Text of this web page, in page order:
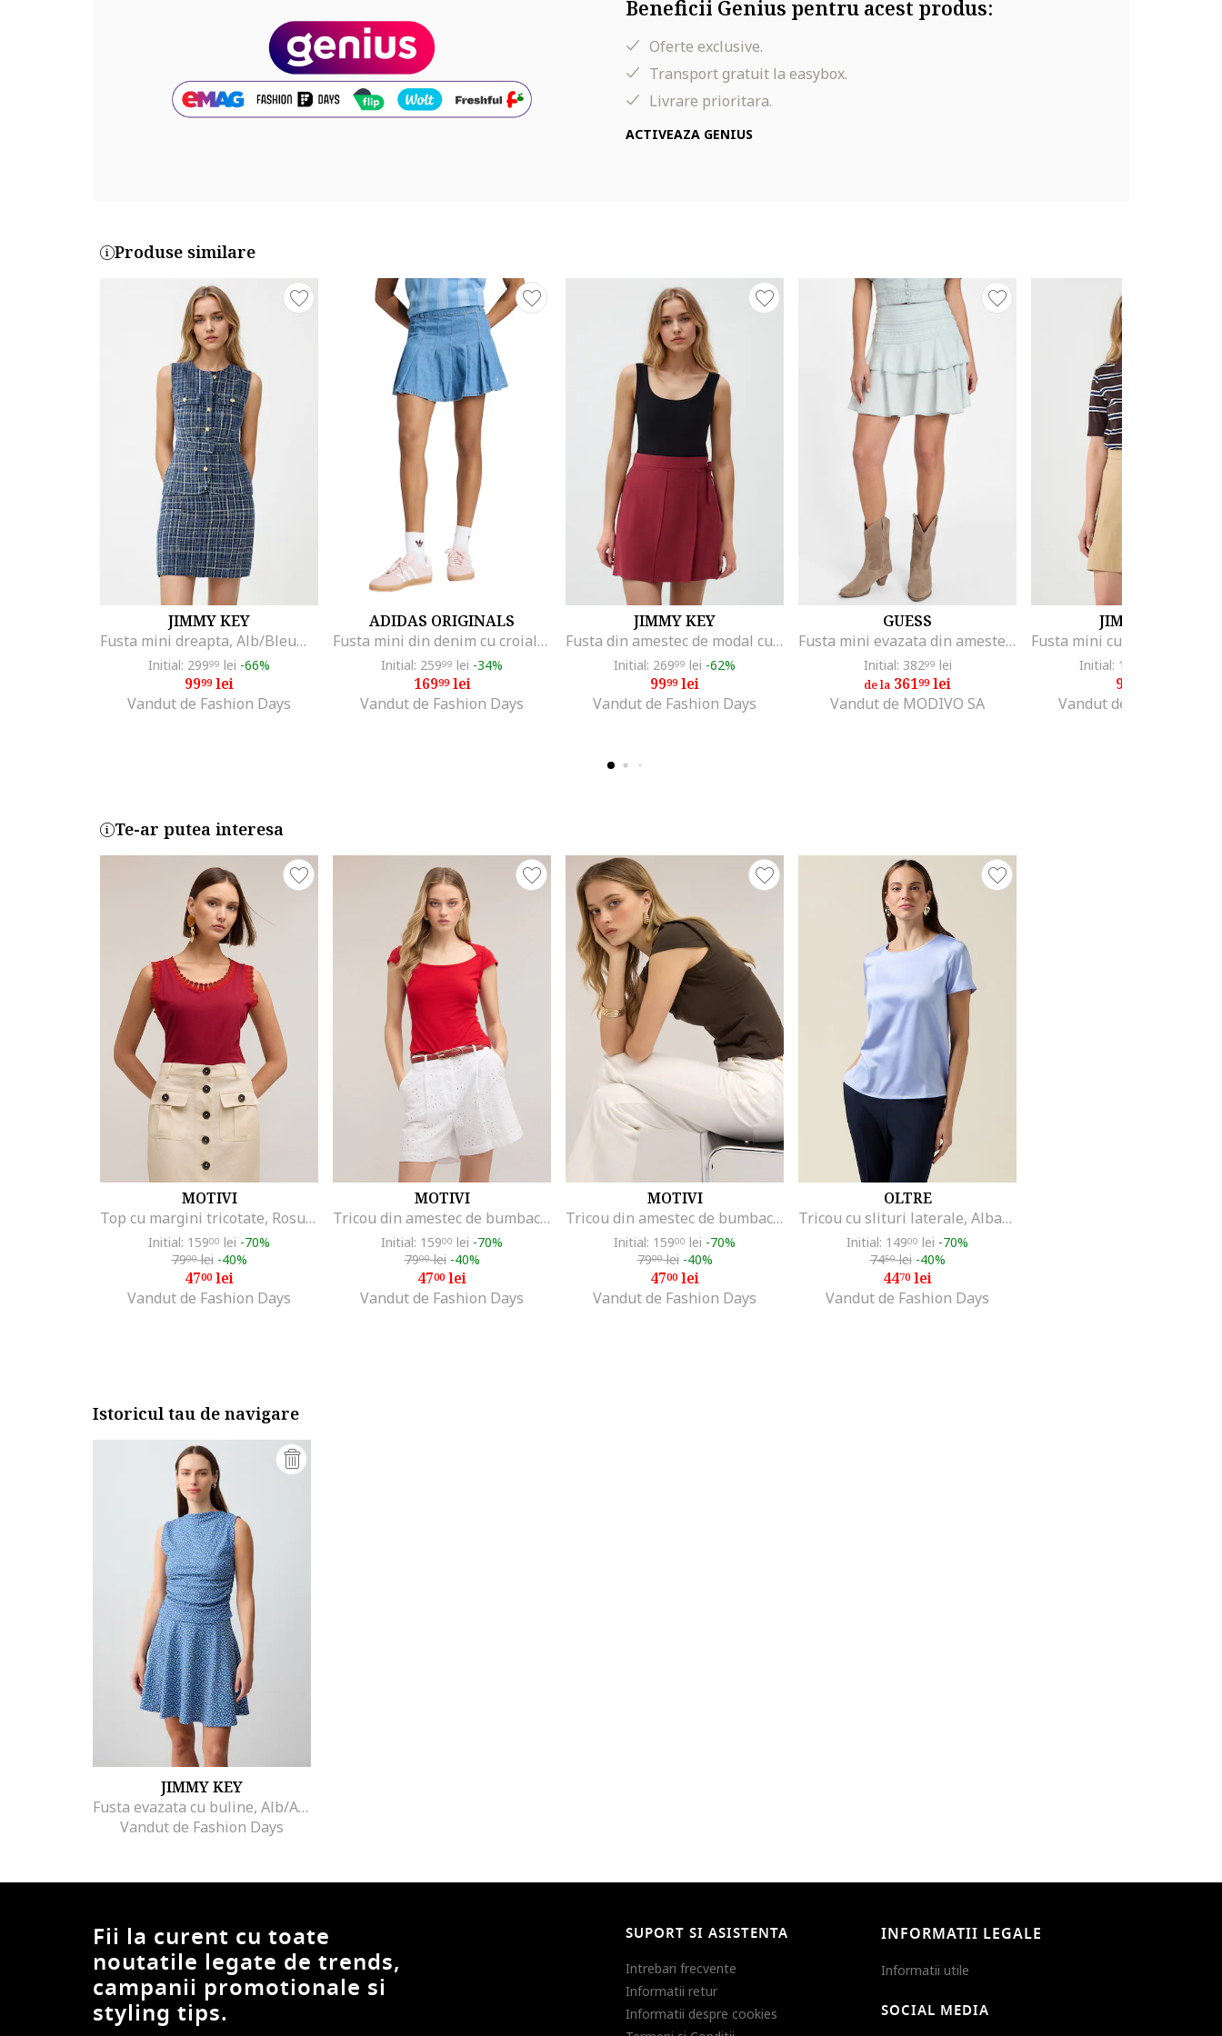
5SW074761-400
Beneficii Genius pentru acest produs:
Oferte exclusive.
Transport gratuit la easybox.
Livrare prioritara.
ACTIVEAZA GENIUS
Produse similare
JIMMY KEY
Fusta mini dreapta, Alb/Bleumarin
Initial: 29999 lei -66%
9999lei
Vandut de Fashion Days
ADIDAS ORIGINALS
Fusta mini din denim cu croiala evazata, Albastru deschis
Initial: 25999 lei -34%
16999lei
Vandut de Fashion Days
JIMMY KEY
Fusta din amestec de modal cu talie inalta, Rosu inchis
Initial: 26999 lei -62%
9999lei
Vandut de Fashion Days
GUESS
Fusta mini evazata din amestec de lyocell, Albastru glaciar
Initial: 38299 lei
de la 36199lei
Vandut de MODIVO SA
JIMMY KEY
Initial: 199
94
Vandut de Fashion Days
Te-ar putea interesa
MOTIVI
Top cu margini tricotate, Rosu inchis
Initial: 15900 lei -70%
7900lei -40%
4700lei
Vandut de Fashion Days
MOTIVI
Tricou din amestec de bumbac cu decolteu rotund, Rosu vermillion
Initial: 15900 lei -70%
7900lei -40%
4700lei
Vandut de Fashion Days
MOTIVI
Tricou din amestec de bumbac cu decolteu rotund, Verde masliniu
Initial: 15900 lei -70%
7900lei -40%
4700lei
Vandut de Fashion Days
OLTRE
Tricou cu slituri laterale, Albastru lavanda
Initial: 14900 lei -70%
7450lei -40%
4470lei
Vandut de Fashion Days
Istoricul tau de navigare
JIMMY KEY
Fusta evazata cu buline, Alb/Albastru
Vandut de Fashion Days
Fii la curent cu toate
noutatile legate de trends,
campanii promotionale si
styling tips.
SUPORT SI ASISTENTA
Intrebari frecvente
Informatii retur
Informatii despre cookies
INFORMATII LEGALE
Informatii utile
SOCIAL MEDIA